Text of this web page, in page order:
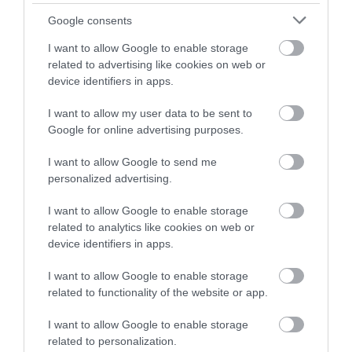
Google consents
I want to allow Google to enable storage
related to advertising like cookies on web or
device identifiers in apps.
I want to allow my user data to be sent to
Google for online advertising purposes.
I want to allow Google to send me
personalized advertising.
I want to allow Google to enable storage
related to analytics like cookies on web or
device identifiers in apps.
I want to allow Google to enable storage
related to functionality of the website or app.
I want to allow Google to enable storage
related to personalization.
gyengítették a beteget, mintsem segítették volna
használták. Enyhébb formában hosszú, langyos
fürdőket jelentett, súlyosabb esetekben viszont
hideg vízzel való sokkolást. Az ilyen beavatkozások
határvonala gyakran elmosódott a terápia és a
büntetés között.
a koponyaformák
vizsgálata , amellyel a személyiségjegyeket